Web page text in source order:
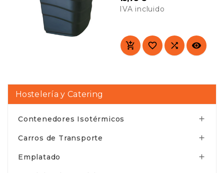
residuos, cubiertos,
residencias, colegios,
etc.
IVA incluido
   
Hostelería y Catering
Contenedores Isotérmicos 
Carros de Transporte 
Emplatado 